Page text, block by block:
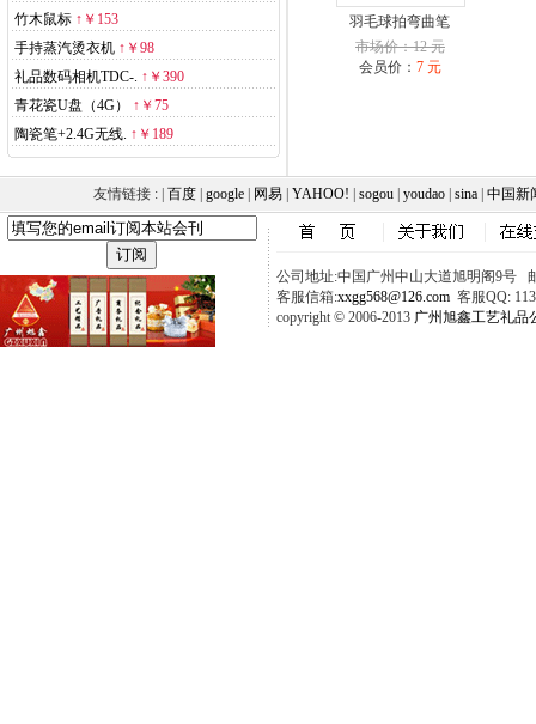
竹木鼠标 ↑ ￥153
手持蒸汽烫衣机 ↑ ￥98
礼品数码相机TDC-. ↑ ￥390
青花瓷U盘（4G）
↑ ￥75
陶瓷笔+2.4G无线. ↑ ￥189
羽毛球拍弯曲笔
市场价：12 元
会员价： 7 元
友情链接 : |百度 |google 网易 |YAHOO! |sogou |youdao |sina |中国新
公司地址:中国广州中山大道旭明阁9号
客服信箱:xxgg568@126.com 客服QQ:
copyright © 2006-2013 广州旭鑫工艺礼品